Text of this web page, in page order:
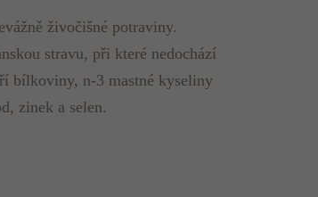
živočišné potraviny.
stravu, při které nedochází
bílkoviny, n-3 mastné kyseliny
zinek a selen.